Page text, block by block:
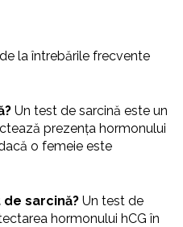
la întrebările frecvente
Un test de sarcină este un
prezența hormonului
o femeie este
sarcină? Un test de
hormonului hCG în